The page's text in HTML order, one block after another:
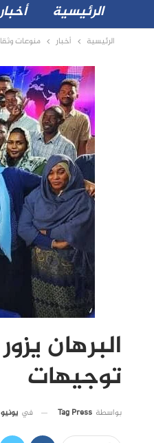
الرئيسية أخبار
الرئيسية أخبار منوعات
البرهان
توجيهات
بواسطة Tag Press في يونيو 5, 2024